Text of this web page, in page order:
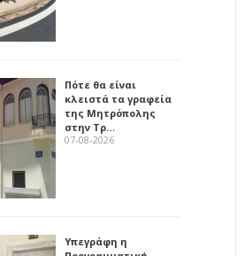
Πότε θα είναι
κλειστά τα γραφεία
της Μητρόπολης
στην Τρ…
07-08-2026
Υπεγράφη η